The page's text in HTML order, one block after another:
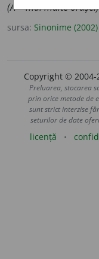
(A ~ mai multe orașe.)
sursa: Sinonime (2002)
Copyright ©
Preluarea, stocarea
prin orice metode de
sunt strict interzise
seturilor de date
licență